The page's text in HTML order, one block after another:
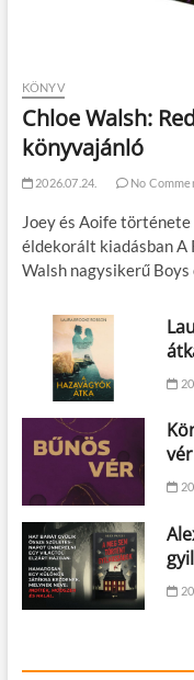
KÖNYV
Chloe Walsh:
könyvajánló
2026.07.24. No
Joey és Aoife
éldekorált kiadásban A
Walsh nagysikerű
vér